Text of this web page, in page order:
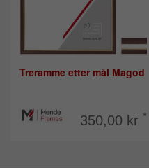
Treramme etter mål Magod
350,00 kr *